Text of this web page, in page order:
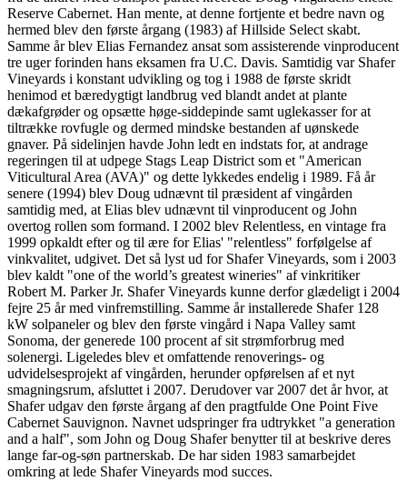
Reserve Cabernet. Han mente, at denne fortjente et bedre navn og
hermed blev den første årgang (1983) af Hillside Select skabt.
Samme år blev Elias Fernandez ansat som assisterende vinproducent
tre uger forinden hans eksamen fra U.C. Davis. Samtidig var Shafer
Vineyards i konstant udvikling og tog i 1988 de første skridt
henimod et bæredygtigt landbrug ved blandt andet at plante
dækafgrøder og opsætte høge-siddepinde samt uglekasser for at
tiltrække rovfugle og dermed mindske bestanden af uønskede
gnaver. På sidelinjen havde John ledt en indstats for, at andrage
regeringen til at udpege Stags Leap District som et "American
Viticultural Area (AVA)" og dette lykkedes endelig i 1989. Få år
senere (1994) blev Doug udnævnt til præsident af vingården
samtidig med, at Elias blev udnævnt til vinproducent og John
overtog rollen som formand. I 2002 blev Relentless, en vintage fra
1999 opkaldt efter og til ære for Elias' "relentless" forfølgelse af
vinkvalitet, udgivet. Det så lyst ud for Shafer Vineyards, som i 2003
blev kaldt "one of the world’s greatest wineries" af vinkritiker
Robert M. Parker Jr. Shafer Vineyards kunne derfor glædeligt i 2004
fejre 25 år med vinfremstilling. Samme år installerede Shafer 128
kW solpaneler og blev den første vingård i Napa Valley samt
Sonoma, der generede 100 procent af sit strømforbrug med
solenergi. Ligeledes blev et omfattende renoverings- og
udvidelsesprojekt af vingården, herunder opførelsen af et nyt
smagningsrum, afsluttet i 2007. Derudover var 2007 det år hvor, at
Shafer udgav den første årgang af den pragtfulde One Point Five
Cabernet Sauvignon. Navnet udspringer fra udtrykket "a generation
and a half", som John og Doug Shafer benytter til at beskrive deres
lange far-og-søn partnerskab. De har siden 1983 samarbejdet
omkring at lede Shafer Vineyards mod succes.